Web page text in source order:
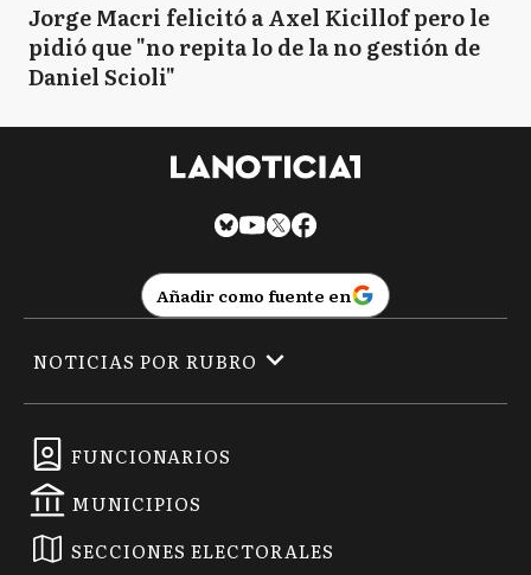
Jorge Macri felicitó a Axel Kicillof pero le
pidió que "no repita lo de la no gestión de
Daniel Scioli"
Añadir como fuente en
FUNCIONARIOS
MUNICIPIOS
SECCIONES ELECTORALES
NOTICIAS POR RUBRO